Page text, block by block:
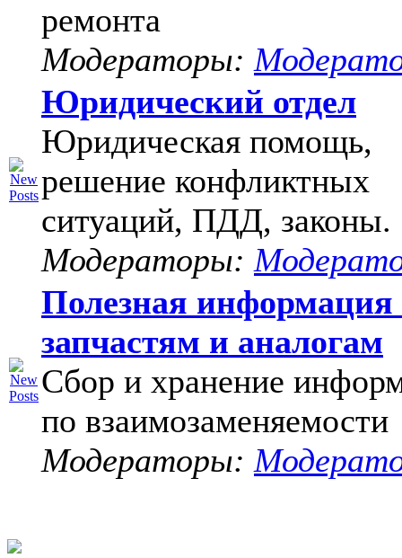
ремонта
Модераторы:
Юридический отдел
Юридическая помощь,
решение конфликтных
ситуаций, ПДД, законы.
Модераторы:
Полезная информация
запчастям и аналогам
Сбор и хранение
по взаимозаменяемости
Модераторы: